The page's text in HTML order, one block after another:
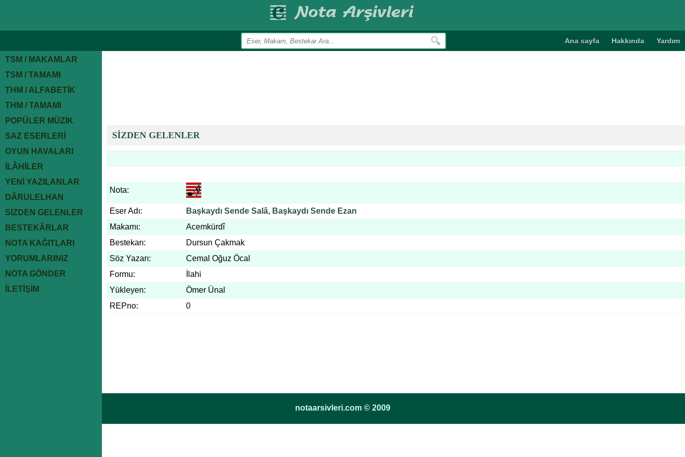
Ana sayfa Hakkında Yardım
TSM / MAKAMLAR
TSM / TAMAMI
THM / ALFABETİK
THM / TAMAMI
POPÜLER MÜZİK
SAZ ESERLERİ
OYUN HAVALARI
İLÂHİLER
YENİ YAZILANLAR
DÂRULELHAN
SİZDEN GELENLER
BESTEKÂRLAR
NOTA KAĞITLARI
YORUMLARINIZ
NOTA GÖNDER
İLETİŞİM
SİZDEN GELENLER
Nota:
Eser Adı:
Başkaydı Sende Salâ, Başkaydı Sende Ezan
Makamı:
Acemkürdî
Bestekarı:
Dursun Çakmak
Söz Yazarı:
Cemal Oğuz Öcal
Formu:
İlahi
Yükleyen:
Ömer Ünal
REPno:
0
notaarsivleri.com © 2009